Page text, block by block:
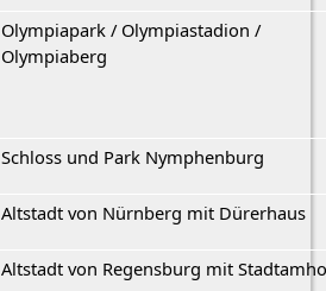
Olympiapark / Olympiastadion /
Olympiaberg
Schloss und Park Nymphenburg
Altstadt von Nürnberg mit Dürerhaus
Altstadt von Regensburg mit